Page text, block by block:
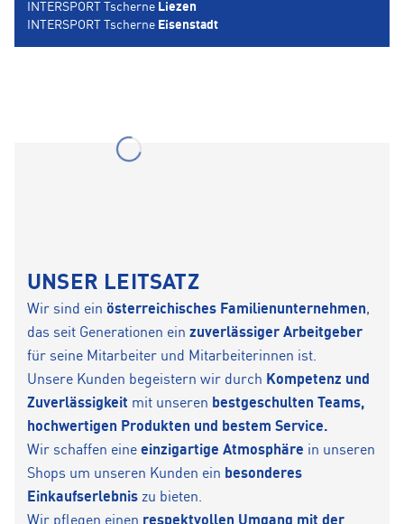
INTERSPORT Tscherne Liezen
INTERSPORT Tscherne Eisenstadt
UNSER LEITSATZ
Wir sind ein österreichisches Familienunternehmen,
das seit Generationen ein zuverlässiger Arbeitgeber
für seine Mitarbeiter und Mitarbeiterinnen ist.
Unsere Kunden begeistern wir durch Kompetenz und
Zuverlässigkeit mit unseren bestgeschulten Teams,
hochwertigen Produkten und bestem Service.
Wir schaffen eine einzigartige Atmosphäre in unseren
Shops um unseren Kunden ein besonderes
Einkaufserlebnis zu bieten.
Wir pflegen einen respektvollen Umgang mit der